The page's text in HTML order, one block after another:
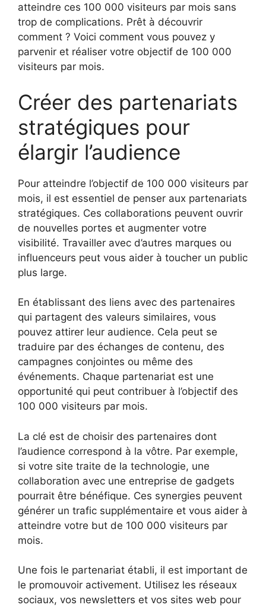
atteindre ces 100 000 visiteurs par mois sans
trop de complications. Prêt à découvrir
comment ? Voici comment vous pouvez y
parvenir et réaliser votre objectif de 100 000
visiteurs par mois.
Créer des partenariats
stratégiques pour
élargir l’audience
Pour atteindre l’objectif de 100 000 visiteurs par
mois, il est essentiel de penser aux partenariats
stratégiques. Ces collaborations peuvent ouvrir
de nouvelles portes et augmenter votre
visibilité. Travailler avec d’autres marques ou
influenceurs peut vous aider à toucher un public
plus large.
En établissant des liens avec des partenaires
qui partagent des valeurs similaires, vous
pouvez attirer leur audience. Cela peut se
traduire par des échanges de contenu, des
campagnes conjointes ou même des
événements. Chaque partenariat est une
opportunité qui peut contribuer à l’objectif des
100 000 visiteurs par mois.
La clé est de choisir des partenaires dont
l’audience correspond à la vôtre. Par exemple,
si votre site traite de la technologie, une
collaboration avec une entreprise de gadgets
pourrait être bénéfique. Ces synergies peuvent
générer un trafic supplémentaire et vous aider à
atteindre votre but de 100 000 visiteurs par
mois.
Une fois le partenariat établi, il est important de
le promouvoir activement. Utilisez les réseaux
sociaux, vos newsletters et vos sites web pour